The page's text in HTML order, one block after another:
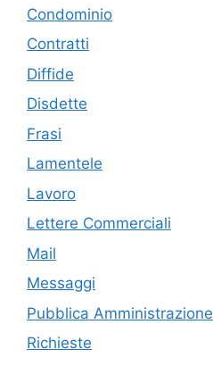
Condominio
Contratti
Diffide
Disdette
Frasi
Lamentele
Lavoro
Lettere Commerciali
Mail
Messaggi
Pubblica Amministrazione
Richieste